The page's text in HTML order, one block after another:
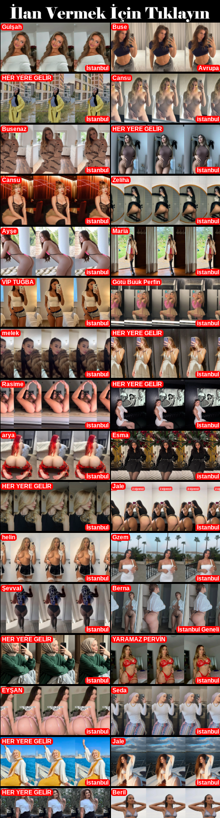
Gülşah
İstanbul
Buse
Avrupa
HER YERE GELİR
İstanbul
Cansu
istanbul
Busenaz
İstanbul
HER YERE GELİR
İstanbul
Cansu
istanbul
Zeliha
istanbul
Ayşe
istanbul
Maria
istanbul
VİP TUĞBA
İstanbul
Götü Büük Perfin
istanbul
melek
istanbul
HER YERE GELİR
İstanbul
Rasime
istanbul
HER YERE GELİR
İstanbul
arya
İstanbul
Esma
istanbul
HER YERE GELİR
İstanbul
Jale
İstanbul
helin
istanbul
Gzem
istanbul
Şevval
İstanbul
Berna
İstanbul Geneli
HER YERE GELİR
İstanbul
YARAMAZ PERVİN
istanbul
EYŞAN
istanbul
Seda
istanbul
HER YERE GELİR
İstanbul
Jale
İstanbul
HER YERE GELİR
Beril